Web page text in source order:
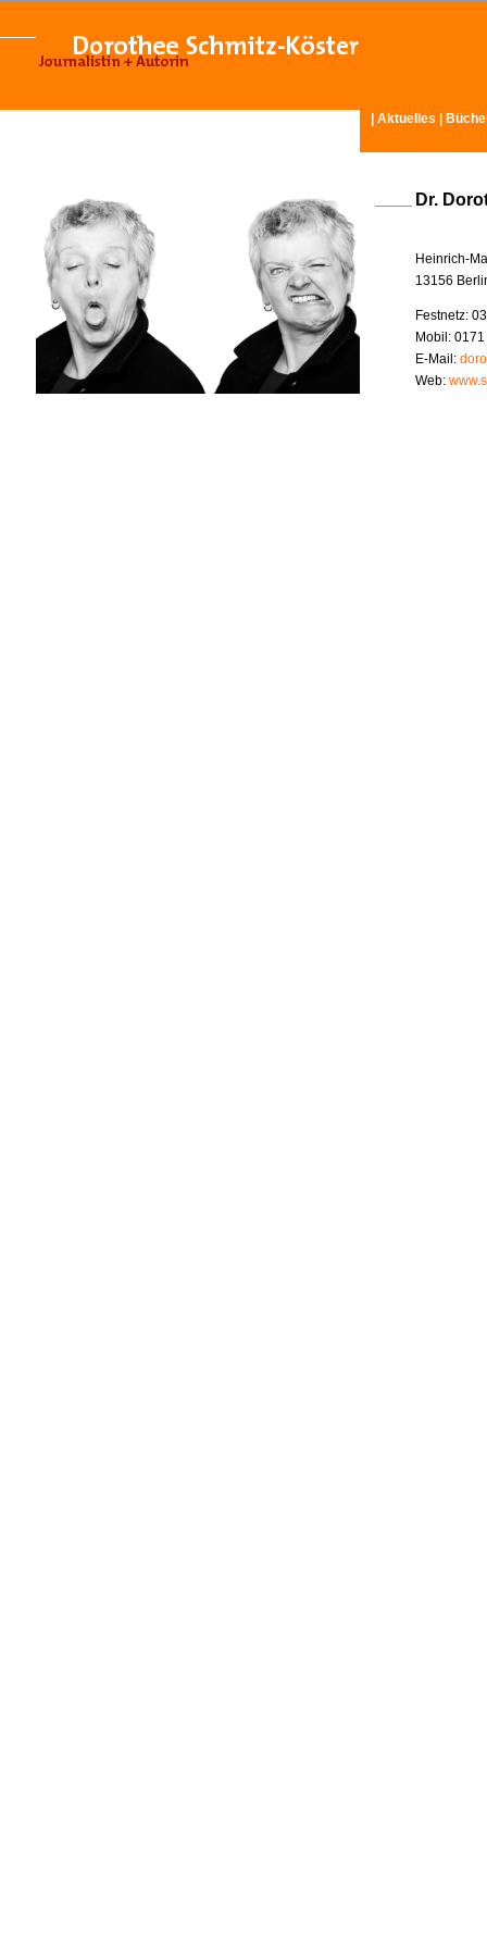
Aktuelles
Dr.
Heinrich-
13156
Festnetz:
Mobil:
E-Mail:
Web: